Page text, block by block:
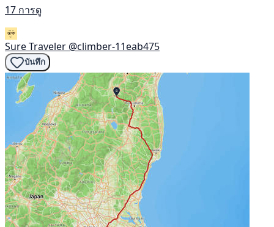
17 การดู
Sure Traveler @climber-11eab475
บันทึก